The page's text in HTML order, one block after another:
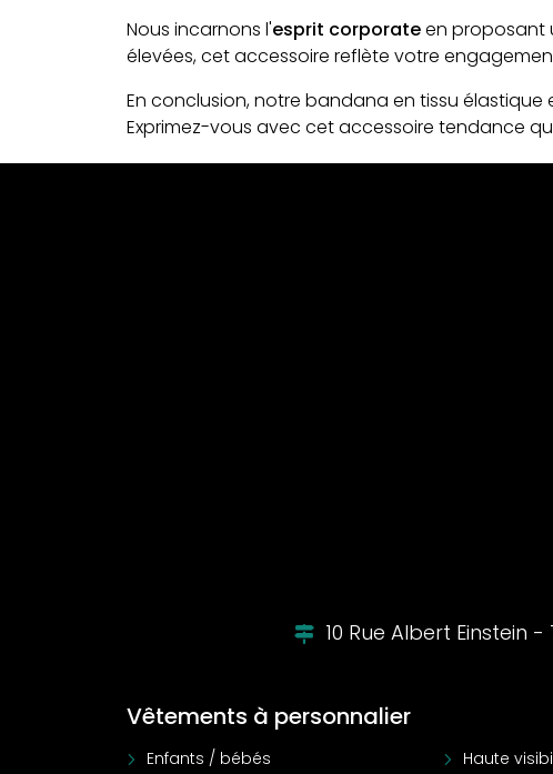
Nous incarnons l'esprit corporateen proposant
élevées, cet accessoire reflète votre
En conclusion, notre bandana en tissu
Exprimez-vous avec cet accessoire tendance
10 Rue Albert Einstein
Vêtements à personnalier
Enfants / bébés Haute